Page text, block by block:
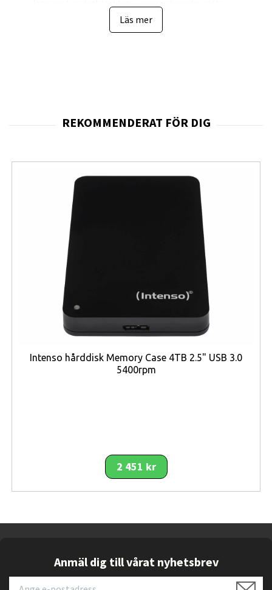
Det gör produkten särskilt attraktiv för användare som
vill bevara telefonens premiumkänsla utan att
absorberar stötar effektivt. Detta minskar risken för
dessutom utformad för att motverka fingeravtryck och
smuts, vilket bidrar till att telefonen behåller ett rent
och professionellt utseende över tid.
Skalet är utrustat med integrerad magnetring som gör
det fullt kompatibelt med magnetiska laddare och
tillbehör. Detta innebär att du kan använda trådlös
laddning, bilhållare och andra magnetiska lösningar utan
att ta av skalet. Funktionen är särskilt användbar för
personer som använder mobilen intensivt under dagen
och vill ha smidig laddning utan kablar. Kombinationen av
magnetfunktion och tunn profil gör att telefonen förblir
lätt att hantera samtidigt som funktionaliteten ökar.
Kameradelen är förhöjd för att skydda linserna mot
linsen som kan försämra bildresultatet över tid.
Tack vare sin tunna konstruktion påverkar skalet inte
telefonens ergonomi nämnvärt. Det ligger bekvämt i
bära i ficka eller väska. Den diskreta designen gör att
sammanhang, oavsett om mobilen används i arbete,
Läs mer
Intenso hårddisk Memory Case 4TB 2.5" USB 3.0
5400rpm
2 451 kr
Anmäl dig till vårat nyhetsbrev